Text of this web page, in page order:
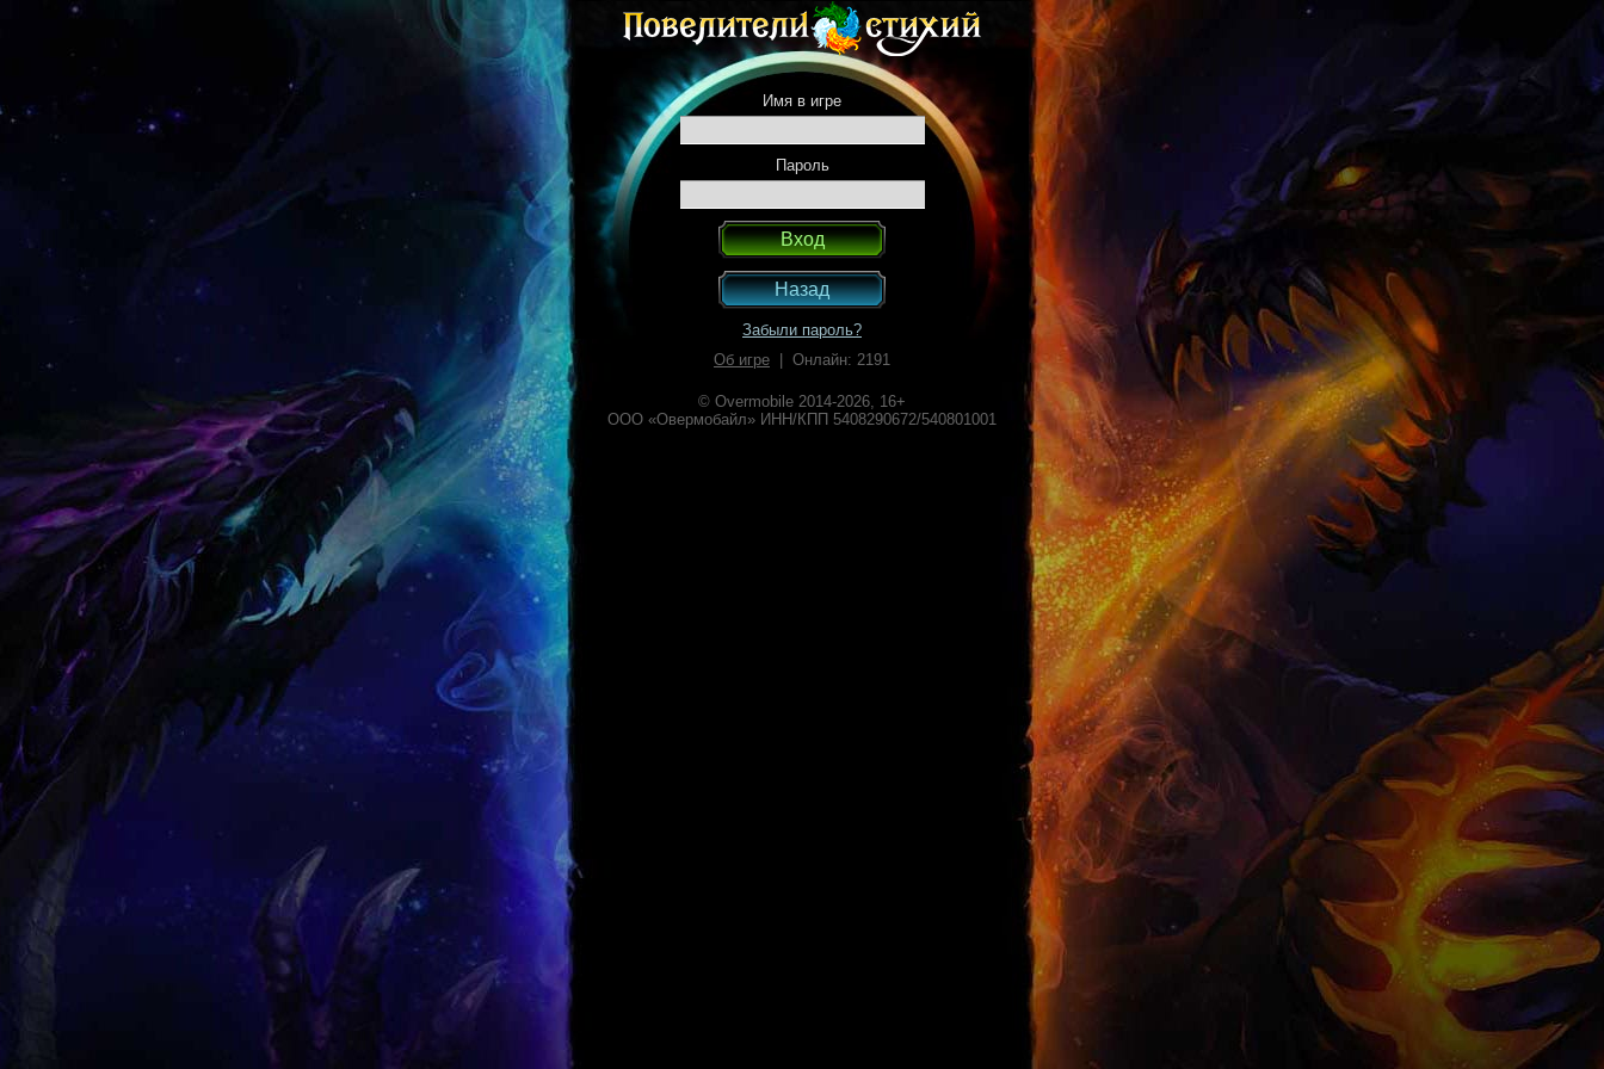
Имя в игре
Пароль
Назад
Забыли пароль?
Об игре | Онлайн: 2191
© Overmobile 2014-2026, 16+
ООО «Овермобайл» ИНН/КПП 5408290672/540801001